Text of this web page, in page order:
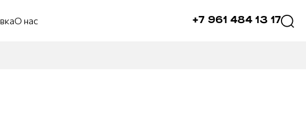
О нас +7 961 484 13 17